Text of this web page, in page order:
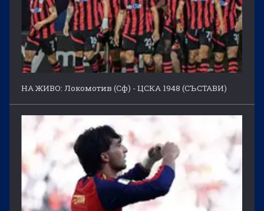
НА ЖИВО: Локомотив (Сф) - ЦСКА 1948 (СЪСТАВИ)